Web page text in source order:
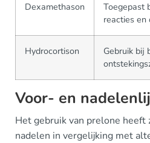
Dexamethason
Toegepast
reacties en
Hydrocortison
Gebruik bij
Voor- en
Het gebruik van prelone heeft
nadelen in vergelijking met